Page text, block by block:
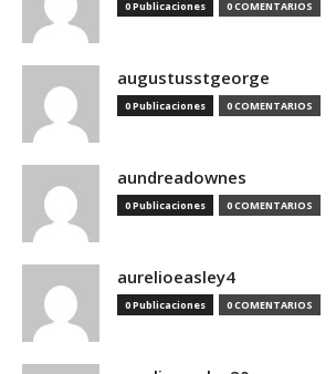
0 Publicaciones 0 COMENTARIOS
augustusstgeorge
0 Publicaciones 0 COMENTARIOS
aundreadownes
0 Publicaciones 0 COMENTARIOS
aurelioeasley4
0 Publicaciones 0 COMENTARIOS